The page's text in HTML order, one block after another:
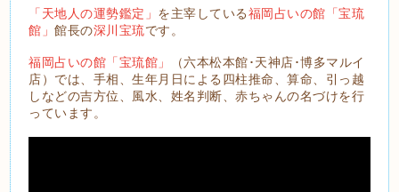
「天地人の運勢鑑定」 を主宰している福岡占いの館「宝琉
館」館長の深川宝琉です。
福岡占いの館「宝琉館」
（六本松本館･天神店･博多マルイ
店）では、手相、生年月日による四柱推命、算命、引っ越
しなどの吉方位、風水、姓名判断、赤ちゃんの名づけを行
っています。